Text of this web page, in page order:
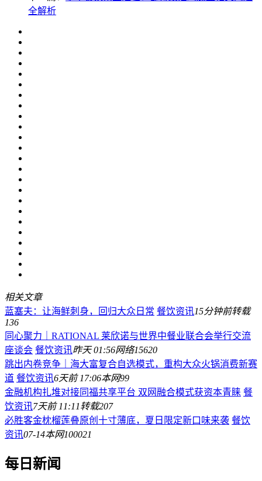
全解析
相关文章
蓝塞夫：让海鲜刺身，回归大众日常 餐饮资讯15分钟前转载
136
同心聚力｜RATIONAL 莱欣诺与世界中餐业联合会举行交流
座谈会 餐饮资讯昨天 01:56网络15620
跳出内卷竞争｜海大富复合自选模式，重构大众火锅消费新赛
道 餐饮资讯6天前 17:06本网99
金融机构扎堆对接同福共享平台 双网融合模式获资本青睐 餐
饮资讯7天前 11:11转载207
必胜客金枕榴莲叠原创十寸薄底，夏日限定新口味来袭 餐饮
资讯07-14本网100021
每日新闻